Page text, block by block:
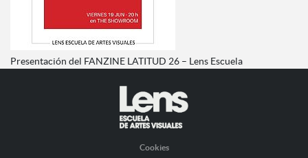
Presentación del FANZINE LATITUD 26 – Lens Escuela
Cookies